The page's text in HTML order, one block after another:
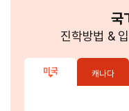
국
진학방법 &
미국 캐나다